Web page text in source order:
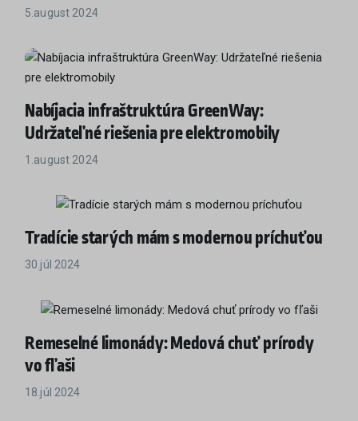
5.august 2024
Nabíjacia infraštruktúra GreenWay:
Udržateľné riešenia pre elektromobily
1.august 2024
Tradície starých mám s modernou príchuťou
30.júl 2024
Remeselné limonády: Medová chuť prírody
vo fľaši
18.júl 2024